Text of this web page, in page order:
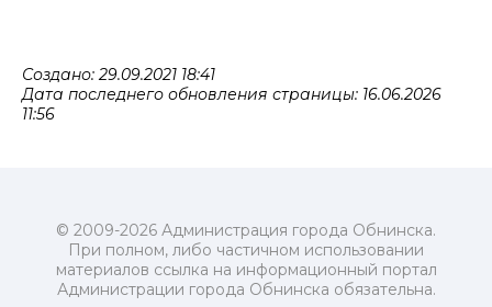
Создано: 29.09.2021 18:41
Дата последнего обновления страницы: 16.06.2026
11:56
© 2009-2026 Администрация города Обнинска.
При полном, либо частичном использовании
материалов ссылка на информационный портал
Администрации города Обнинска обязательна.